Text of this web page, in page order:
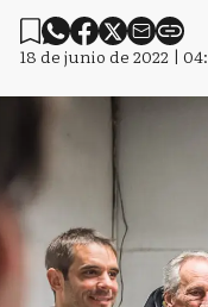
18 de junio de 2022 |